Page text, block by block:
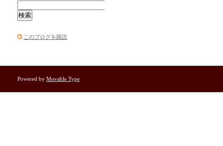
このブログを購読
Powered by Movable Type